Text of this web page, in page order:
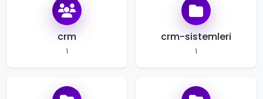
crm
1
crm-sistemleri
1